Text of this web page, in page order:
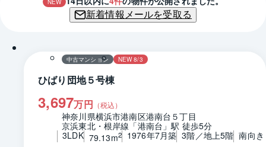
NEW
新着情報メールを受取る
中古マンション NEW 8/3
ひばり団地５号棟
3,697万円 （税込）
神奈川県横浜市港南区港南台５丁目
京浜東北・根岸線「港南台」駅 徒歩5分
3LDK 79.13m2 1976年7月築 3階／地上5階 南向き